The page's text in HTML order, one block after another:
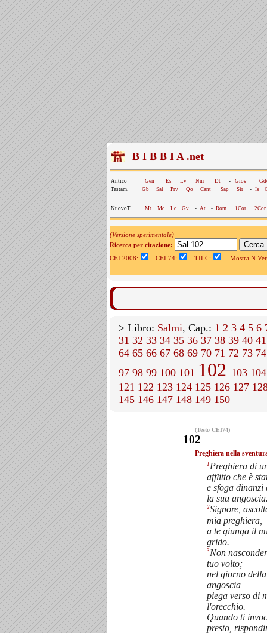
B I B B I A .net
Antico Gen Es Lv Nm Dt - Gios
Testam.
Gb Sal Prv Qo Cant Sap Sir - Is
NuovoT. Mt Mc Lc Gv - At - Rom 1Cor 2Cor
(Versione sperimentale)
Ricerca per citazione:
CEI 2008:
CEI 74: TILC: Mostra
> Libro: Salmi, Cap.: 1 2 3 4 5 6
31 32 33 34 35 36 37 38 39 40 41
64 65 66 67 68 69 70 71 72 73 74
97 98 99 100 101 102 103 104
121 122 123 124 125 126 127
145 146 147 148 149 150
(Testo CEI74)
102
Preghiera nella
1 Preghiera di
afflitto che è
e sfoga dinanzi
la sua
2Signore,
mia preghiera,
a te giunga il
grido.
3Non
tuo volto;
nel giorno
angoscia
piega verso di
l'orecchio.
Quando ti
presto,